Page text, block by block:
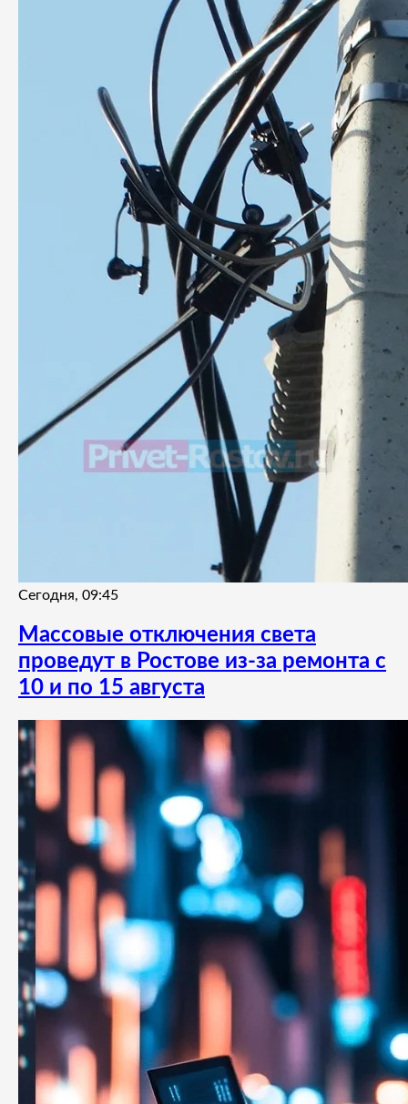
Сегодня, 09:45
Массовые отключения света
проведут в Ростове из-за ремонта с
10 и по 15 августа